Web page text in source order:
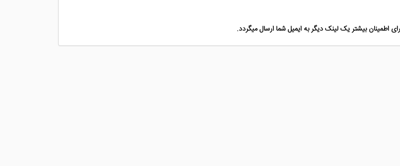
بیشتر یک لینک دیگر به ایمیل شما ارسال میگردد.